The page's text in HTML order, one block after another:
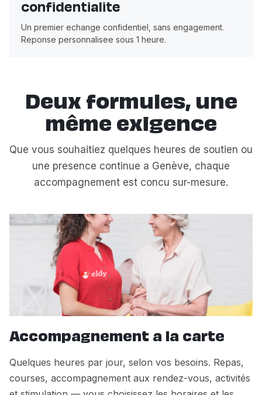
confidentialite
Un premier echange confidentiel, sans engagement.
Reponse personnalisee sous 1 heure.
Deux formules, une
même exigence
Que vous souhaitiez quelques heures de soutien ou
une presence continue a Genève, chaque
accompagnement est concu sur-mesure.
Accompagnement a la carte
Quelques heures par jour, selon vos besoins. Repas,
courses, accompagnement aux rendez-vous, activités